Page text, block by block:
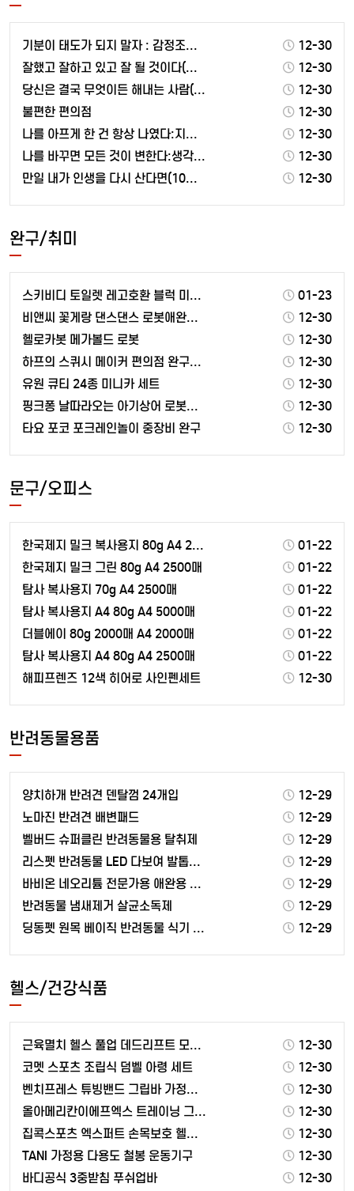
기분이 태도가 되지 말자 : 감정조절이 필요한 당신을 …
12-30
잘했고 잘하고 있고 잘 될 것이다(스페셜 리미티드 에디…
12-30
당신은 결국 무엇이든 해내는 사람(10만 부 기념 특별…
12-30
불편한 편의점
12-30
나를 아프게 한 건 항상 나였다:지친 마음을 위로하는 …
12-30
나를 바꾸면 모든 것이 변한다:생각하는 습관부터 바꿔라
12-30
만일 내가 인생을 다시 산다면(10만 부 기념 스페셜 …
12-30
완구/취미
스키비디 토일렛 레고호환 블럭 미니 피규어 모음
01-23
비앤씨 꽃게랑 댄스댄스 로봇애완동물
12-30
헬로카봇 메가볼드 로봇
12-30
하프의 스퀴시 메이커 편의점 완구세트
12-30
유원 큐티 24종 미니카 세트
12-30
핑크퐁 날따라오는 아기상어 로봇애완동물
12-30
타요 포코 포크레인놀이 중장비 완구
12-30
문구/오피스
한국제지 밀크 복사용지 80g A4 2500매
01-22
한국제지 밀크 그린 80g A4 2500매
01-22
탐사 복사용지 70g A4 2500매
01-22
탐사 복사용지 A4 80g A4 5000매
01-22
더블에이 80g 2000매 A4 2000매
01-22
탐사 복사용지 A4 80g A4 2500매
01-22
해피프렌즈 12색 히어로 사인펜세트
12-30
반려동물용품
양치하개 반려견 덴탈껌 24개입
12-29
노마진 반려견 배변패드
12-29
벨버드 슈퍼클린 반려동물용 탈취제
12-29
리스펫 반려동물 LED 다보여 발톱깎기 4.3 x 15…
12-29
바비온 네오리튬 전문가용 애완용 이발기 SBC-650
12-29
반려동물 냄새제거 살균소독제
12-29
딩동펫 원목 베이직 반려동물 식기 2구
12-29
헬스/건강식품
근육멸치 헬스 풀업 데드리프트 모스트그립 좌 + 우 +…
12-30
코멧 스포츠 조립식 덤벨 아령 세트
12-30
벤치프레스 튜빙밴드 그립바 가정용 근력운동 홈트 운동용…
12-30
올아메리칸이에프엑스 트레이닝 그라운드 아미노조브 EAA…
12-30
집콕스포츠 엑스퍼트 손목보호 헬스장갑
12-30
TANI 가정용 다용도 철봉 운동기구
12-30
바디공식 3중받침 푸쉬업바
12-30